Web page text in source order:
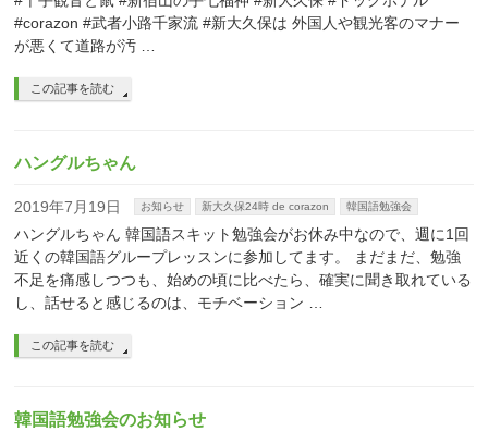
#corazon #武者小路千家流 #新大久保は 外国人や観光客のマナー
が悪くて道路が汚 …
この記事を読む
ハングルちゃん
2019年7月19日 お知らせ 新大久保24時 de corazon 韓国語勉強会
ハングルちゃん 韓国語スキット勉強会がお休み中なので、週に1回
近くの韓国語グループレッスンに参加してます。 まだまだ、勉強
不足を痛感しつつも、始めの頃に比べたら、確実に聞き取れている
し、話せると感じるのは、モチベーション …
この記事を読む
韓国語勉強会のお知らせ